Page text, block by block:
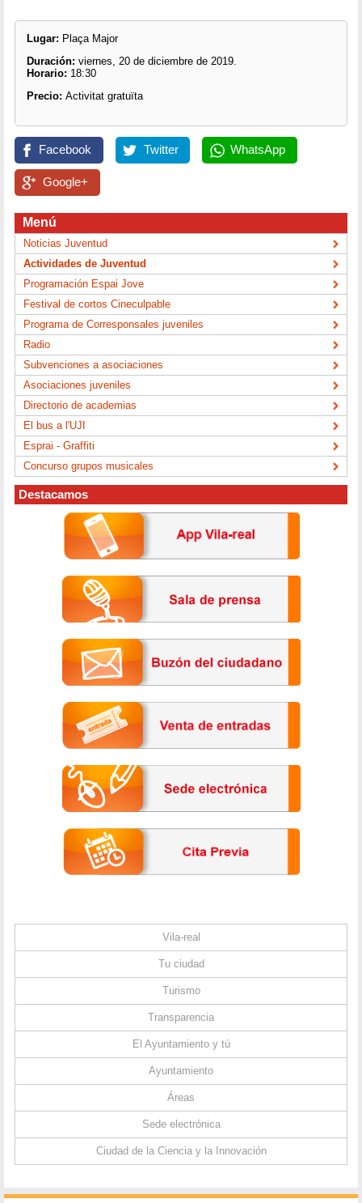
Lugar: Plaça Major
Duración: viernes, 20 de diciembre de 2019.
Horario: 18:30
Precio: Activitat gratuïta
Facebook Twitter WhatsApp
Google+
Menú
Noticias Juventud
Actividades de Juventud
Programación Espai Jove
Festival de cortos Cineculpable
Programa de Corresponsales juveniles
Radio
Subvenciones a asociaciones
Asociaciones juveniles
Directorio de academias
El bus a l'UJI
Esprai - Graffiti
Concurso grupos musicales
Destacamos
Vila-real
Tu ciudad
Turismo
Transparencia
El Ayuntamiento y tú
Ayuntamiento
Áreas
Sede electrónica
Ciudad de la Ciencia y la Innovación